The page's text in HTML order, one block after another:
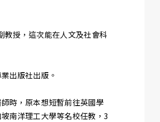
教授，這次能在人文及社會科
出版社出版。
時，原本想短暫前往英國學
南洋理工大學等名校任教，3